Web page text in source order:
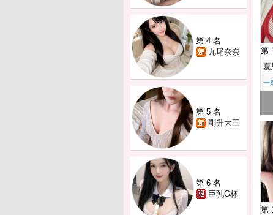
第 4 名
九尾奈奈
第 5 名
剛升大三
第 6 名
巨乳G杯
第
夏
一
第